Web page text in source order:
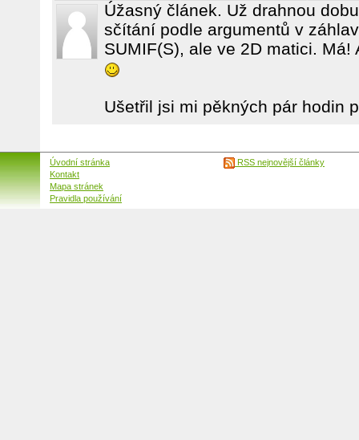
Úžasný článek. Už drahnou
sčítání podle argumentů v
SUMIF(S), ale ve 2D matici.
Ušetřil jsi mi pěkných pár hodin
Úvodní stránka
Kontakt
Mapa stránek
Pravidla používání
RSS nejnovější články